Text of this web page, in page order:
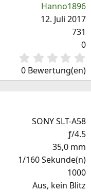
Hanno1896
12. Juli 2017
731
0
0
r
n
)
0 Bewertung(en)
SONY SLT-A58
ƒ/4.5
35,0 mm
1/160 Sekunde(n)
1000
Aus, kein Blitz